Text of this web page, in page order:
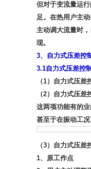
但对于变流量运
足。在热用户主
主动调大流量时
现。
3、自力式压差控
3.1自力式压差控
（1）自力式压
（2）自力式压
这两项功能有的
甚至于在振动工
（3）自力式压
1、原工作点